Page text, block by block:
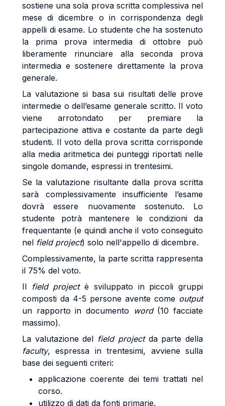
sostiene una sola prova scritta complessiva nel
mese di dicembre o in corrispondenza degli
appelli di esame. Lo studente che ha sostenuto
la prima prova intermedia di ottobre può
liberamente rinunciare alla seconda prova
intermedia e sostenere direttamente la prova
generale.
La valutazione si basa sui risultati delle prove
intermedie o dell’esame generale scritto. Il voto
viene arrotondato per premiare la
partecipazione attiva e costante da parte degli
studenti. Il voto della prova scritta corrisponde
alla media aritmetica dei punteggi riportati nelle
singole domande, espressi in trentesimi.
Se la valutazione risultante dalla prova scritta
sarà complessivamente insufficiente l’esame
dovrà essere nuovamente sostenuto. Lo
studente potrà mantenere le condizioni da
frequentante (e quindi anche il voto conseguito
nel field project) solo nell'appello di dicembre.
Complessivamente, la parte scritta rappresenta
il 75% del voto.
Il field projectè sviluppato in piccoli gruppi
composti da 4-5 persone avente come output
un rapporto in documento word(10 facciate
massimo).
La valutazione del field project da parte della
faculty, espressa in trentesimi, avviene sulla
base dei seguenti criteri:
applicazione coerente dei temi trattati nel
corso.
utilizzo di dati da fonti primarie.